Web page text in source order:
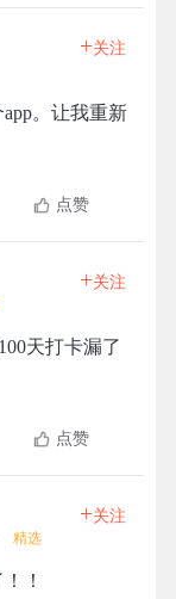
+关注
。让我重新
点赞
+关注
天打卡漏了
点赞
精选
+关注
！